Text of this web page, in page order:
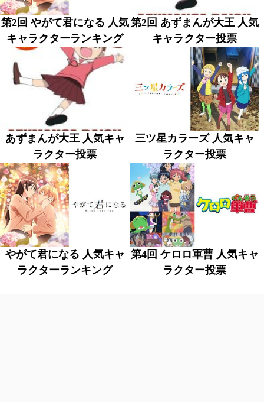
第2回 やがて君になる 人気
キャラクターランキング
第2回 あずまんが大王 人気
キャラクター投票
あずまんが大王 人気キャ
ラクター投票
三ツ星カラーズ 人気キャ
ラクター投票
やがて君になる 人気キャ
ラクターランキング
第4回 ケロロ軍曹 人気キャ
ラクター投票